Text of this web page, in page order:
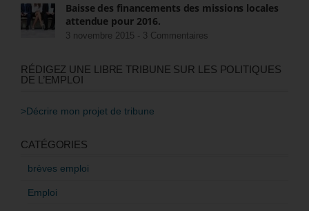
Baisse des financements des missions locales
attendue pour 2016.
3 novembre 2015 - 3 Commentaires
RÉDIGEZ UNE LIBRE TRIBUNE SUR LES POLITIQUES
DE L’EMPLOI
>Décrire mon projet de tribune
CATÉGORIES
brèves emploi
Emploi